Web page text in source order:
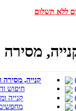
קנייה, מסירה
חיפוש
קנייה
מחפשים